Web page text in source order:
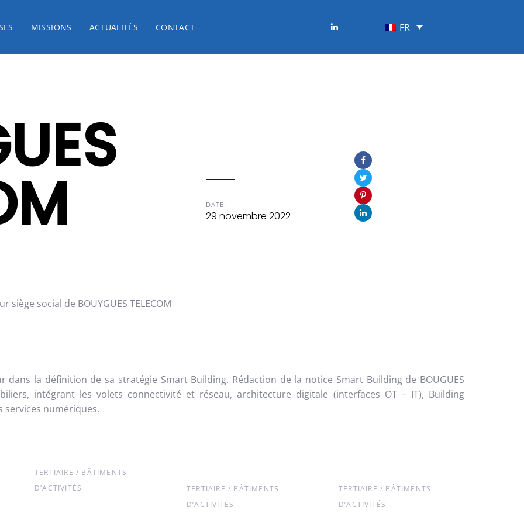
MISSIONS ACTUALITÉS CONTACT FR
DATE:
29 novembre 2022
social de BOUYGUES TELECOM
dans la définition de sa stratégie Smart Building. Rédaction de la notice Smart Building de BOUGUES
intégrant les volets connectivité et réseau, architecture digitale (interfaces OT – IT), Building
services numériques.
TERTIAIRE / BÂTIMENTS
D’ACTIVITÉS
TERTIAIRE / BÂTIMENTS
D’ACTIVITÉS
TERTIAIRE / BÂTIMENTS
D’ACTIVITÉS